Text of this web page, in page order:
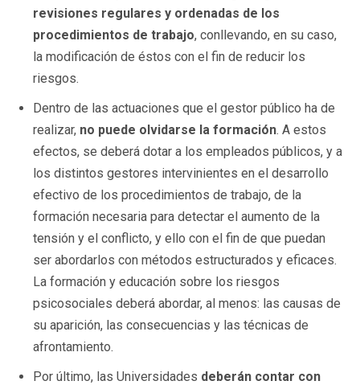
revisiones regulares y ordenadas de los
procedimientos de trabajo, conllevando, en su caso,
la modificación de éstos con el fin de reducir los
riesgos.
Dentro de las actuaciones que el gestor público ha de
realizar, no puede olvidarse la formación. A estos
efectos, se deberá dotar a los empleados públicos, y a
los distintos gestores intervinientes en el desarrollo
efectivo de los procedimientos de trabajo, de la
formación necesaria para detectar el aumento de la
tensión y el conflicto, y ello con el fin de que puedan
ser abordarlos con métodos estructurados y eficaces.
La formación y educación sobre los riesgos
psicosociales deberá abordar, al menos: las causas de
su aparición, las consecuencias y las técnicas de
afrontamiento.
Por último, las Universidades deberán contar con